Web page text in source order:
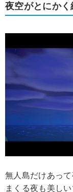
夜空がとにかく
無人島だけあっ
まくる夜も美し